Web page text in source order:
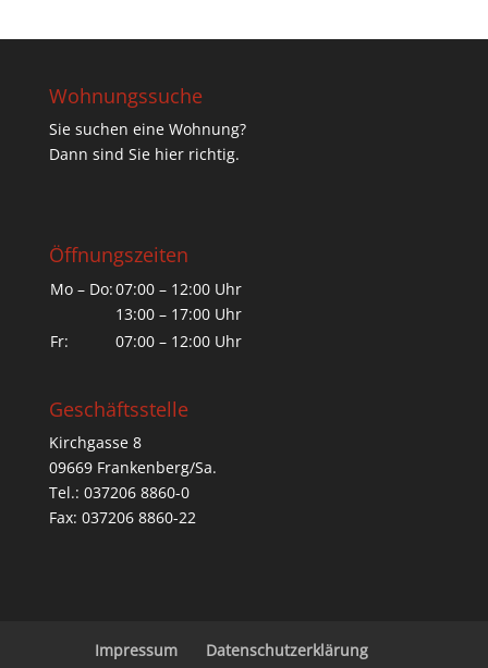
Wohnungssuche
Sie suchen eine Wohnung?
Dann sind Sie hier richtig.
Öffnungszeiten
Mo – Do:07:00 – 12:00 Uhr
13:00 – 17:00 Uhr
Fr:
07:00 – 12:00 Uhr
Geschäftsstelle
Kirchgasse 8
09669 Frankenberg/Sa.
Tel.: 037206 8860-0
Fax: 037206 8860-22
Impressum Datenschutzerklärung